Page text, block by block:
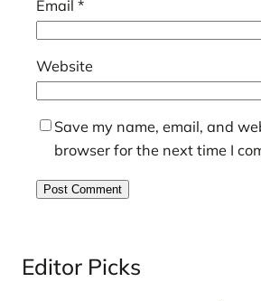
Email *
Website
Save my name, email, and
browser for the next time I
Editor Picks